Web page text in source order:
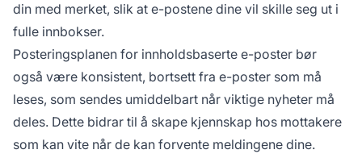
din med merket, slik at e-postene dine vil skille seg ut i
fulle innbokser.
Posteringsplanen for innholdsbaserte e-poster bør
også være konsistent, bortsett fra e-poster som må
leses, som sendes umiddelbart når viktige nyheter må
deles. Dette bidrar til å skape kjennskap hos mottakere
som kan vite når de kan forvente meldingene dine.